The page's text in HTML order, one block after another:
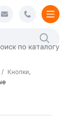
Кнопки,